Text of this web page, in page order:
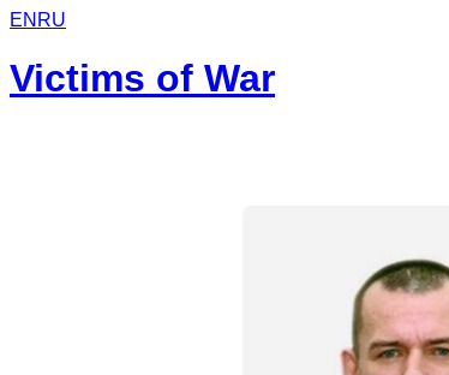
EN RU
Victims of War